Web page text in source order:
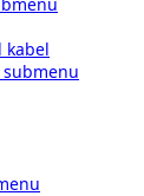
kabel
submenu